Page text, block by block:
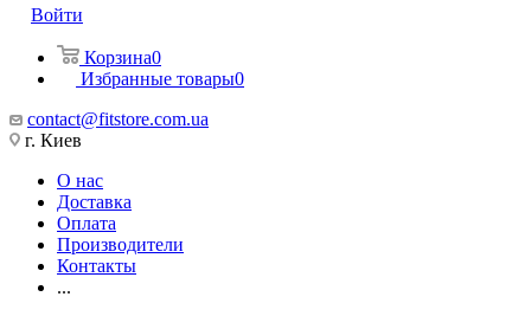
Войти
Корзина0
Избранные товары0
contact@fitstore.com.ua
г. Киев
О нас
Доставка
Оплата
Производители
Контакты
...